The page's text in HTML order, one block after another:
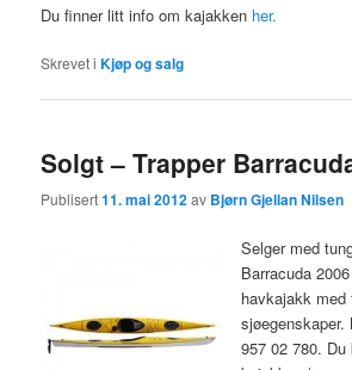
Du finner litt info om kajakken her.
Skrevet i Kjøp og salg
Solgt – Trapper
Publisert11. mai 2012av Bjørn Gjellan Nilsen
Selger med
Barracuda
havkajakk med
957 02 780.